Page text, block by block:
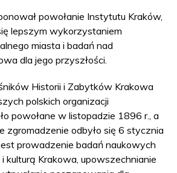
powołanie Instytutu Kraków,
lepszym wykorzystaniem
miasta i badań nad
dla jego przyszłości.
Historii i Zabytków Krakowa
polskich organizacji
powołane w listopadzie 1896 r., a
zgromadzenie odbyło się 6 stycznia
prowadzenie badań naukowych
kulturą Krakowa, upowszechnianie